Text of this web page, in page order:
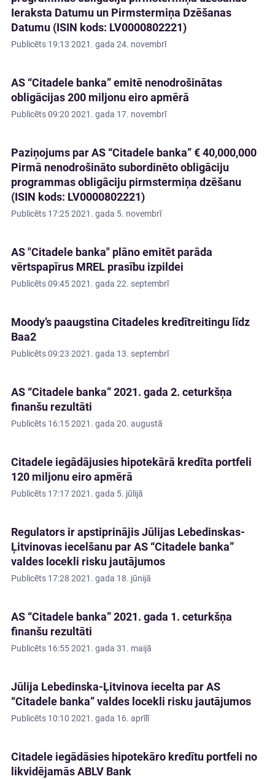
Ieraksta Datumu un Pirmstermiņa Dzēšanas
Datumu (ISIN kods: LV0000802221)
Publicēts 19:13 2021. gada 24. novembrī
AS “Citadele banka” emitē nenodrošinātas
obligācijas 200 miljonu eiro apmērā
Publicēts09:20 2021. gada 17. novembrī
Paziņojums par AS “Citadele banka” € 40,000,000
Pirmā nenodrošināto subordinēto obligāciju
programmas obligāciju pirmstermiņa dzēšanu
(ISIN kods: LV0000802221)
Publicēts 17:25 2021. gada 5. novembrī
AS "Citadele banka" plāno emitēt parāda
vērtspapīrus MREL prasību izpildei
Publicēts09:45 2021. gada 22. septembrī
Moody’s paaugstina Citadeles kredītreitingu līdz
Baa2
Publicēts09:23 2021. gada 13. septembrī
AS “Citadele banka” 2021. gada 2. ceturkšņa
finanšu rezultāti
Publicēts 16:15 2021. gada 20. augustā
Citadele iegādājusies hipotekārā kredīta portfeli
120 miljonu eiro apmērā
Publicēts 17:17 2021. gada 5. jūlijā
Regulators ir apstiprinājis Jūlijas Lebedinskas-
Ļitvinovas iecelšanu par AS “Citadele banka”
valdes locekli risku jautājumos
Publicēts 17:28 2021. gada 18. jūnijā
AS “Citadele banka” 2021. gada 1. ceturkšņa
finanšu rezultāti
Publicēts 16:55 2021. gada 31. maijā
Jūlija Lebedinska-Ļitvinova iecelta par AS
“Citadele banka” valdes locekli risku jautājumos
Publicēts 10:10 2021. gada 16. aprīlī
Citadele iegādāsies hipotekāro kredītu portfeli no
likvidējamās ABLV Bank